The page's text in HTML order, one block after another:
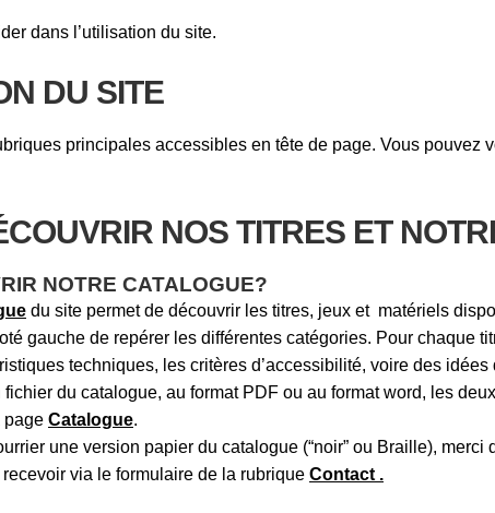
Foreign Rights
dans l’utilisation du site.
DU SITE
principales accessibles en tête de page. Vous pouvez
NOS TITRES ET
NOTRE CATALOGUE?
du site permet de découvrir les titres, jeux et matériels
gauche de repérer les différentes catégories. Pour chaque
techniques, les critères d’accessibilité, voire des idées
fichier du catalogue, au format PDF ou au format word, les
page Catalogue.
une version papier du catalogue (“noir” ou Braille),
via le formulaire de la rubrique Contact .